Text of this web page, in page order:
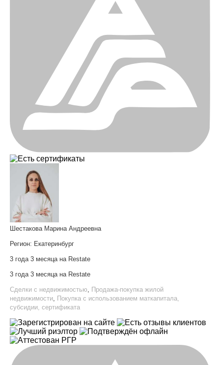
Шестакова Марина Андреевна
Регион: Екатеринбург
3 года 3 месяца на Restate
3 года 3 месяца на Restate
Сделки с недвижимостью
Продажа-покупка жилой
недвижимости
Покупка с использованием маткапитала,
субсидии, сертификата